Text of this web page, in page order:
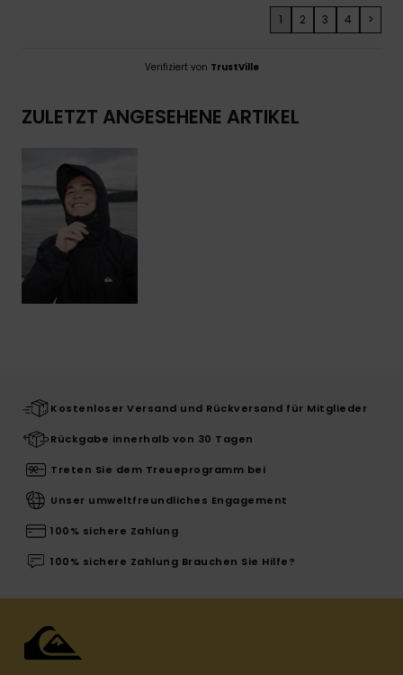
1 2 3 4 >
Verifiziert von TrustVille
ZULETZT ANGESEHENE ARTIKEL
Kostenloser Versand und Rückversand für Mitglieder
Rückgabe innerhalb von 30 Tagen
Treten Sie dem Treueprogramm bei
Unser umweltfreundliches Engagement
100% sichere Zahlung
100% sichere Zahlung Brauchen Sie Hilfe?